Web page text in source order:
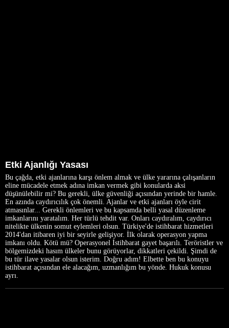
Etki Ajanlığı Yasası
Bu çağda, etki ajanlarına karşı önlem almak ve ülke yararına çalışanların
eline mücadele etmek adına imkan vermek gibi konularda aksi
düşünülebilir mi? Bu gerekli, ülke güvenliği açısından yerinde bir hamle.
En azında caydırıcılık çok önemli. Ajanlar ve etki ajanları öyle cirit
atmasınlar... Gerekli önlemleri ve bu kapsamda belli yasal düzenleme
imkanlarını yaratalım. Her türlü tehdit var. Onları caydıralım, caydırıcı
nitelikte ülkenin somut eylemleri olsun. Türkiye'de istihbarat hizmetleri
2014'dan itibaren iyi bir seyirle gelişiyor. İlk olarak operasyon yapma
imkanı oldu. Kötü mü? Operasyonel İstihbarat gayet başarılı. Teröristler ve
bölgemizdeki hasım ülkeler bunu görüyorlar, dikkatleri çekildi. Şimdi de
bu tür ilave yasalar olsun isterim. Doğru adım! Elbette ben bu konuyu
istihbarat açısından ele alacağım, uzmanlığım bu yönde. Hukuk konusu
ayrı.